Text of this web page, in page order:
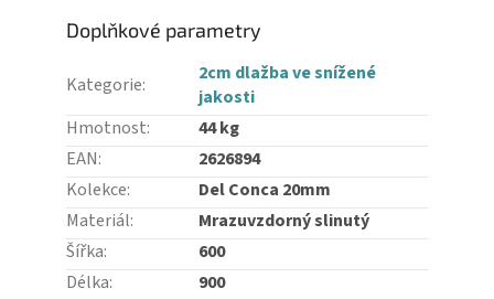
Doplňkové parametry
Kategorie:
2cm dlažba ve snížené
jakosti
Hmotnost:
44 kg
EAN:
2626894
Kolekce:
Del Conca 20mm
Materiál:
Mrazuvzdorný slinutý
Šířka:
600
Délka:
900